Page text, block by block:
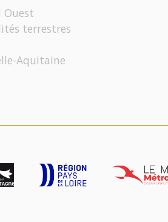
Ouest
terrestres
Aquitaine